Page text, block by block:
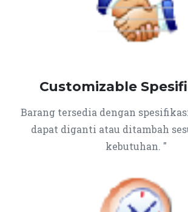
Customizable
Barang tersedia dengan
dapat diganti atau ditambah
kebutuhan. "